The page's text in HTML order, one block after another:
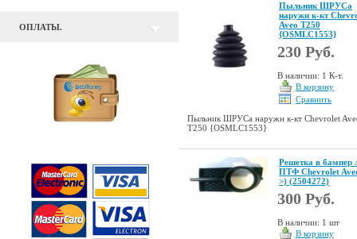
ОПЛАТЫ.
Пыльник ШРУСа
наружн к-кт
Aveo T250
{OSMLC1553}
230 Руб.
В наличии: 1 К-т.
В корзину
Сравнить
Пыльник ШРУСа наружн к-кт Chevrolet
T250 {OSMLC1553}
Решетка в бампер
ПТФ Chevrolet
>) (2504272)
300 Руб.
В наличии: 1 шт
В корзину